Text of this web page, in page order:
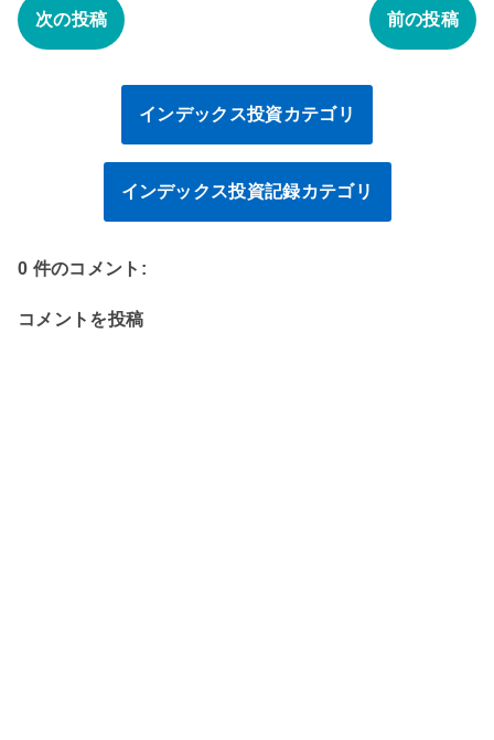
次の投稿 前の投稿
インデックス投資カテゴリ
インデックス投資記録カテゴリ
0 件のコメント:
コメントを投稿